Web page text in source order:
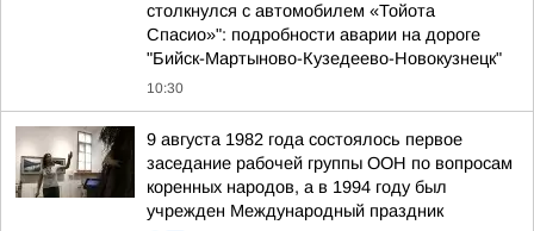
столкнулся с автомобилем «Тойота
Спасио»": подробности аварии на дороге
"Бийск-Мартыново-Кузедеево-Новокузнецк"
10:30
9 августа 1982 года состоялось первое
заседание рабочей группы ООН по вопросам
коренных народов, а в 1994 году был
учрежден Международный праздник